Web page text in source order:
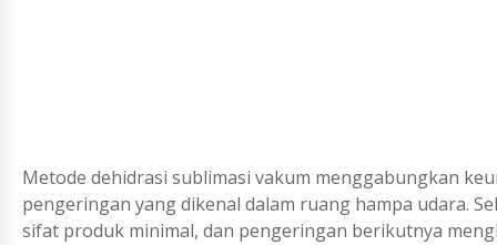
Metode dehidrasi sublimasi vakum menggabungkan
pengeringan yang dikenal dalam ruang hampa udara.
sifat produk minimal, dan pengeringan berikutnya